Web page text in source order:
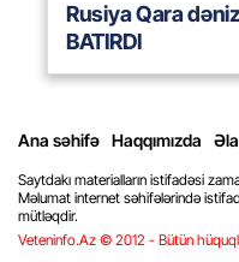
Rusiya Qara
BATIRDI
Ana səhifə Haqqımızda
Saytdakı materialların istifadəsi
Məlumat internet səhifələrində
mütləqdir.
Veteninfo.Az © 2012 - Bütün